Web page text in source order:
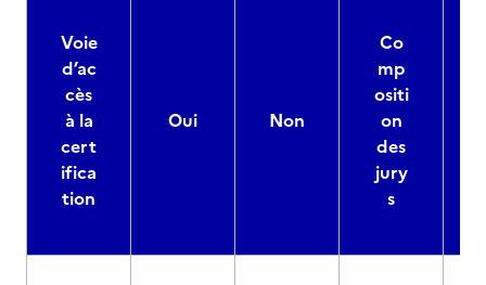
Voie
d’ac
cès
à la
cert
ifica
tion
Oui Non
Co
mp
ositi
on
des
jury
s